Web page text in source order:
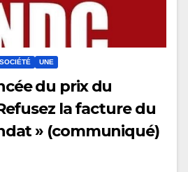
SOCIÉTÉ UNE
du prix du
la facture du
» (communiqué)